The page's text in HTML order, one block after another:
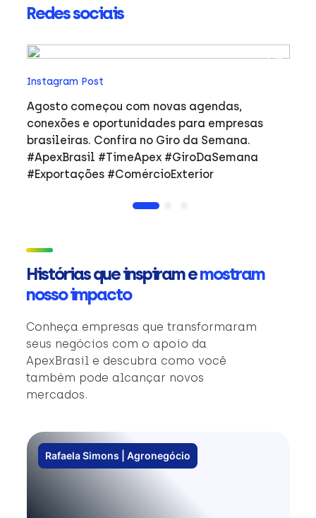
Redes sociais
Instagram Post
Agosto começou com novas agendas,
conexões e oportunidades para empresas
brasileiras. Confira no Giro da Semana.
#ApexBrasil #TimeApex #GiroDaSemana
#Exportações #ComércioExterior
Histórias que inspiram emostram
nosso impacto
Conheça empresas que transformaram
seus negócios com o apoio da
ApexBrasil e descubra como você
também pode alcançar novos
mercados.
Rafaela Simons | Agronegócio